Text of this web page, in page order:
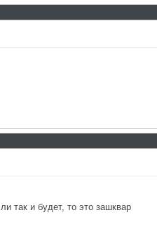
так и будет, то это зашквар